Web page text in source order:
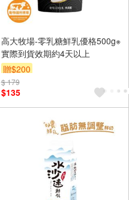
高大牧場-零乳糖鮮乳優格500g※
實際到貨效期約4天以上
贈$200
$ 179
$135